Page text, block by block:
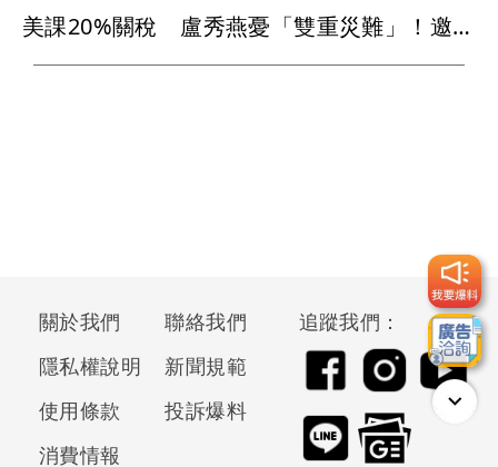
美課20%關稅 盧秀燕憂「雙重災難」！邀8縣市向中央提15解方
關於我們
聯絡我們
隱私權說明
新聞規範
使用條款
投訴爆料
消費情報
追蹤我們：